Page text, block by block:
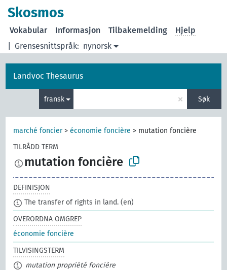
Skosmos
Grensesnittspråk: nynorsk
Vokabular Informasjon Tilbakemelding Hjelp
Landvoc Thesaurus
fransk × Søk
marché foncier>économie foncière > mutation foncière
TILRÅDD TERM
mutation foncière
DEFINISJON
The transfer of rights in land. (en)
OVERORDNA OMGREP
économie foncière
TILVISINGSTERM
mutation propriété foncière